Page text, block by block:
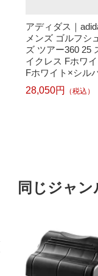
アディダス｜
メンズ ゴルフシ
ズ ツアー360 25
イクレス Fホワ
Fホワイト×シル
メタリック NKB87
[メンズ /26.0cm /
28,050円 （税込）
同じジャ